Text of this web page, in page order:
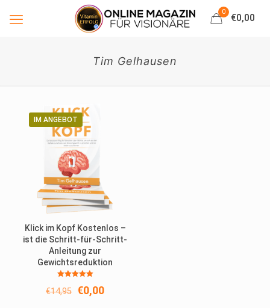
0
€0,00
Tim Gelhausen
IM ANGEBOT
Klick im Kopf Kostenlos –
ist die Schritt-für-Schritt-
Anleitung zur
Gewichtsreduktion
mit
€14,95 Ursprünglicher
Preis
€0,00Aktueller